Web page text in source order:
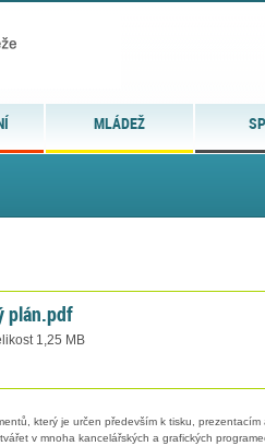
MLÁDEŽ
plán.pdf
1,25 MB
který je určen především k tisku,
v mnoha kancelářských a grafických